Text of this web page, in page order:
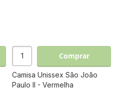
Comprar
Camisa Unissex São João
Paulo II - Vermelha